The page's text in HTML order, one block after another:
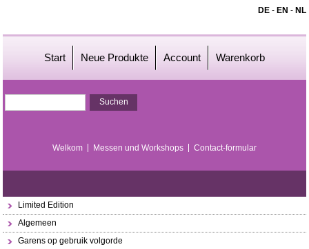
DE- EN - NL
Start Neue Produkte Account Warenkorb
Welkom Messen und Workshops Contact-formular
Limited Edition
Algemeen
Garens op gebruik volgorde